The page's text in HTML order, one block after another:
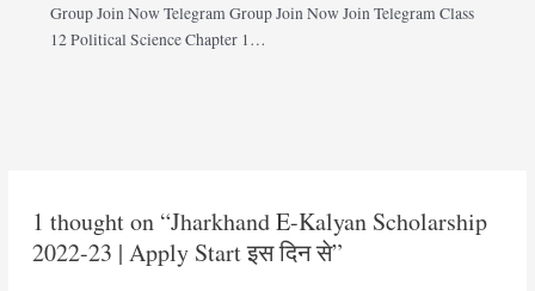
Group Join Now Telegram Group Join Now Join Telegram Class
12 Political Science Chapter 1…
1 thought on “Jharkhand E-Kalyan Scholarship
2022-23 | Apply Start इस दिन से”